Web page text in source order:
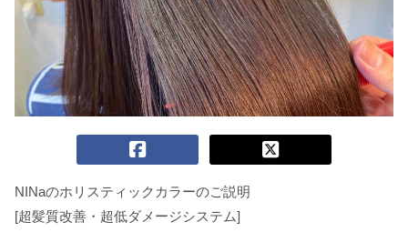
NINaのホリスティックカラーのご説明
[超髪質改善・超低ダメージシステム]